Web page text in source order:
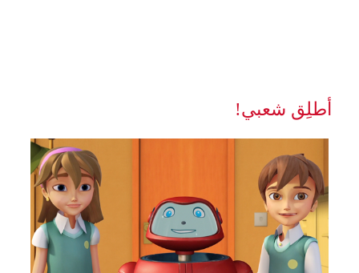
أطلِق شعبي!